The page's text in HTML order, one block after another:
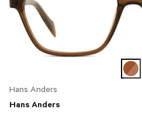
Hans Anders
Hans Anders